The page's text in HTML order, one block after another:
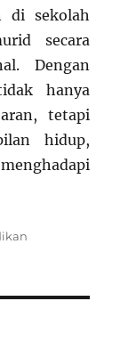
di sekolah
secara
Dengan
hanya
tetapi
hidup,